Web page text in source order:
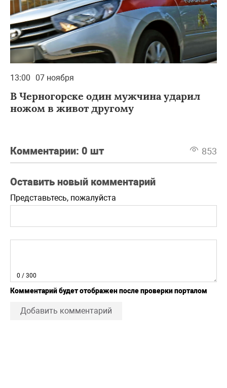
13:00 07 ноября
В Черногорске один мужчина ударил
ножом в живот другому
Комментарии: 0 шт 853
Оставить новый комментарий
Представьтесь, пожалуйста
0 / 300
Комментарий будет отображен после проверки порталом
Добавить комментарий